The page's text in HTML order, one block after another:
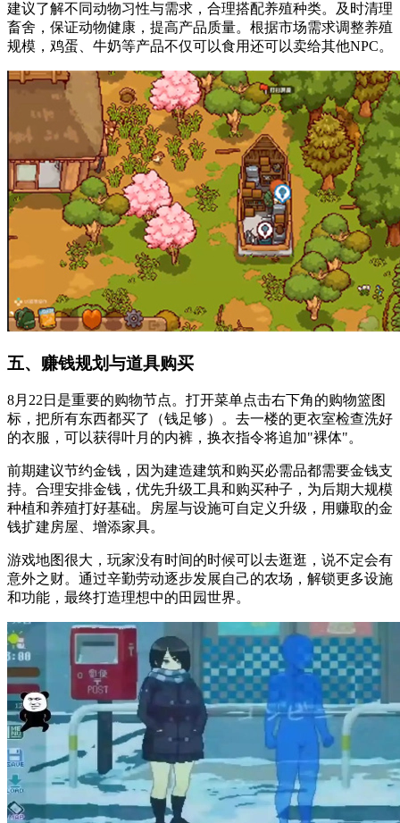
建议了解不同动物习性与需求，合理搭配养殖种类。及时清理
畜舍，保证动物健康，提高产品质量。根据市场需求调整养殖
规模，鸡蛋、牛奶等产品不仅可以食用还可以卖给其他NPC。
五、赚钱规划与道具购买
8月22日是重要的购物节点。打开菜单点击右下角的购物篮图
标，把所有东西都买了（钱足够）。去一楼的更衣室检查洗好
的衣服，可以获得叶月的内裤，换衣指令将追加"裸体"。
前期建议节约金钱，因为建造建筑和购买必需品都需要金钱支
持。合理安排金钱，优先升级工具和购买种子，为后期大规模
种植和养殖打好基础。房屋与设施可自定义升级，用赚取的金
钱扩建房屋、增添家具。
游戏地图很大，玩家没有时间的时候可以去逛逛，说不定会有
意外之财。通过辛勤劳动逐步发展自己的农场，解锁更多设施
和功能，最终打造理想中的田园世界。